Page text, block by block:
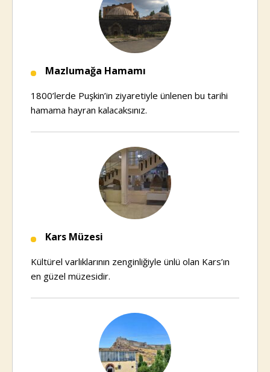
Mazlumağa Hamamı
1800’lerde Puşkin’in ziyaretiyle ünlenen bu tarihi
hamama hayran kalacaksınız.
Kars Müzesi
Kültürel varlıklarının zenginliğiyle ünlü olan Kars’ın
en güzel müzesidir.